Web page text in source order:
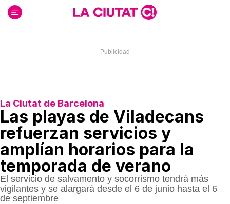
contenido
La Ciutat de Barcelona
Las playas de Viladecans
refuerzan servicios y
amplían horarios para la
temporada de verano
El servicio de salvamento y socorrismo tendrá más
vigilantes y se alargará desde el 6 de junio hasta el 6
de septiembre